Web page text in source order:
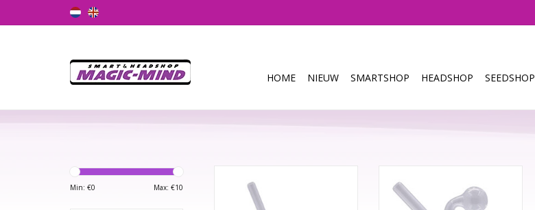
HOME NIEUW SMARTSHOP HEADSHOP SEEDSHOP
Min: €0 Max: €10
Materiaal: Borosilicate glass
TOEVOEGEN AAN WINKELWAGEN
Materiaal: Borosilicate glass
TOEVOEGEN AAN WINKELWAGEN